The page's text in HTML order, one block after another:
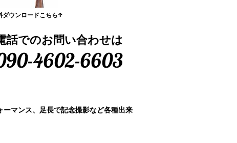
ダウンロードこちら↑
話でのお問い合わせは
4602-6603
マンス、足長で記念撮影など各種出来